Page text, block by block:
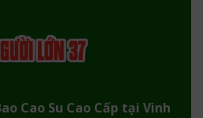
Cao Su Cao Cấp tại Vinh